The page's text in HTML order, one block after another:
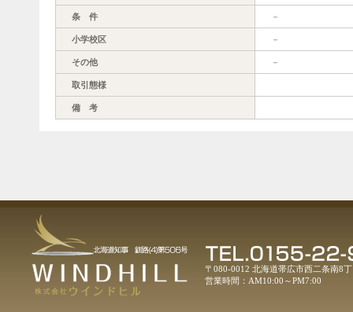
条 件 －
小学校区 －
その他 －
取引態様
備 考
〒080-0012 北海道帯広市西二条南8
営業時間：AM10:00～PM7:00